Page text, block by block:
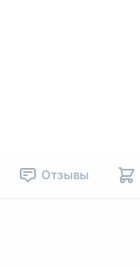
Отзывы